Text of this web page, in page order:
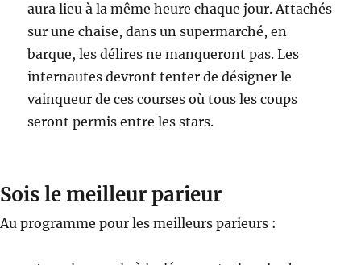
aura lieu à la même heure chaque jour. Attachés
sur une chaise, dans un supermarché, en
barque, les délires ne manqueront pas. Les
internautes devront tenter de désigner le
vainqueur de ces courses où tous les coups
seront permis entre les stars.
Sois le meilleur parieur
Au programme pour les meilleurs parieurs :